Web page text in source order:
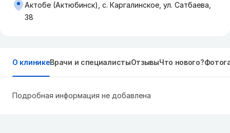
Актобе (Актюбинск), с. Каргалинское, ул. Сатбаева,
38
О клиникеВрачи и специалистыОтзывыЧто нового?
Подробная информация не добавлена